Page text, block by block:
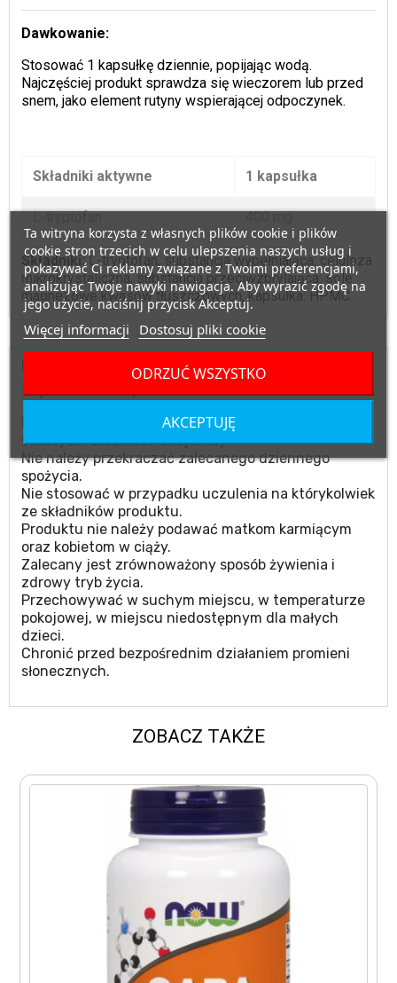
Dawkowanie:
Stosować 1 kapsułkę dziennie, popijając wodą.
Najczęściej produkt sprawdza się wieczorem lub przed
snem, jako element rutyny wspierającej odpoczynek.
Składniki aktywne 1 kapsułka
L-tryptofan 400 mg
Składniki:L-tryptofan, substancja wypełniająca: celuloza
mikrokrystaliczna, substancja przeciwzbrylająca: sole
magnezowe kwasów tłuszczowych, kapsułka: HPMC.
Suplement diety.
Nie może być stosowany jako zamiennik bądź
substytut zróżnicowanej diety.
Nie należy przekraczać zalecanego dziennego
spożycia.
Nie stosować w przypadku uczulenia na którykolwiek
ze składników produktu.
Produktu nie należy podawać matkom karmiącym
oraz kobietom w ciąży.
Zalecany jest zrównoważony sposób żywienia i
zdrowy tryb życia.
Przechowywać w suchym miejscu, w temperaturze
pokojowej, w miejscu niedostępnym dla małych
dzieci.
Chronić przed bezpośrednim działaniem promieni
słonecznych.
ZOBACZ TAKŻE
Ta witryna korzysta z własnych plików cookie i plików
cookie stron trzecich w celu ulepszenia naszych usług i
pokazywać Ci reklamy związane z Twoimi preferencjami,
analizując Twoje nawyki nawigacja. Aby wyrazić zgodę na
jego użycie, naciśnij przycisk Akceptuj.
Więcej informacji Dostosuj pliki cookie
ODRZUĆ WSZYSTKO
AKCEPTUJĘ